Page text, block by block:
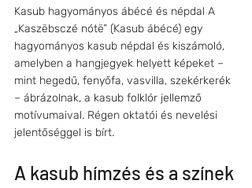
Kasub hagyományos ábécé és népdal A
„Kaszëbsczé nótë” (Kasub ábécé) egy
hagyományos kasub népdal és kiszámoló,
amelyben a hangjegyek helyett képeket –
mint hegedű, fenyőfa, vasvilla, szekérkerék
– ábrázolnak, a kasub folklór jellemző
motívumaival. Régen oktatói és nevelési
jelentőséggel is bírt.
A kasub hímzés és a színek